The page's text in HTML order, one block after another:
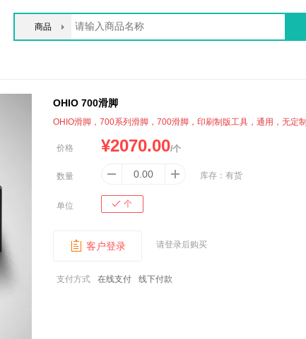
商品
OHIO 700滑脚
OHIO滑脚，700系列滑脚，700滑脚，印刷制版工具，通用，无定制
价格 ¥2070.00/个
数量 库存： 有货
单位 个
客户登录 请登录后购买
支付方式 在线支付 线下付款